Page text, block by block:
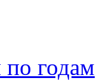
по годам